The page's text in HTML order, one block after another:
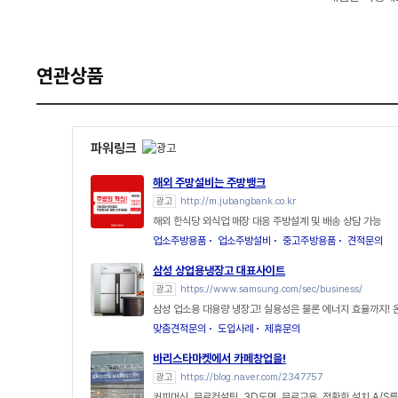
연관상품
파워링크
해외 주방설비는 주방뱅크
광고 http://m.jubangbank.co.kr
해외 한식당 외식업 매장 대응 주방설계 및 배송 상담 가능
업소주방용품
업소주방설비 중고주방용품 견적문의
삼성 상업용냉장고 대표사이트
광고 https://www.samsung.com/sec/business/
삼성 업소용 대용량 냉장고! 실용성은 물론 에너지 효율까지!
맞춤견적문의
도입사례 제휴문의
바리스타마켓에서 카페창업을!
광고 https://blog.naver.com/2347757